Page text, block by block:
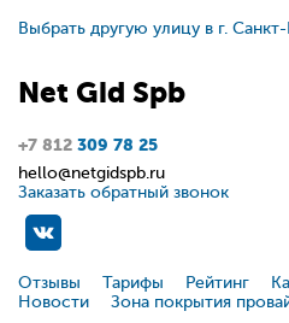
Выбрать другую улицу в г.
Net Gid Spb
+7 812 309 78 25
hello@netgidspb.ru
Заказать обратный звонок
Отзывы Тарифы Рейтинг
Новости
Зона покрытия